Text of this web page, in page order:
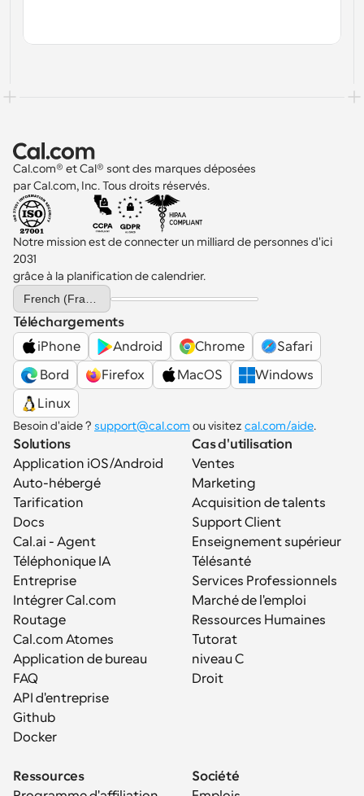
Cal.com® et Cal® sont des marques déposées
par Cal.com, Inc. Tous droits réservés.
Notre mission est de connecter un milliard de personnes d'ici
2031
grâce à la planification de calendrier.
Select Language
Téléchargements
iPhone
Android Chrome
Safari
Bord
Firefox MacOS
Windows
Linux
Besoin d'aide ? support@cal.com ou visitez cal.com/aide.
Solutions
Application iOS/Android
Auto-hébergé
Tarification
Docs
Cal.ai - Agent
Téléphonique IA
Entreprise
Intégrer Cal.com
Routage
Cal.com Atomes
Application de bureau
FAQ
API d'entreprise
Github
Docker
Cas d'utilisation
Ventes
Marketing
Acquisition de talents
Support Client
Enseignement supérieur
Télésanté
Services Professionnels
Marché de l'emploi
Ressources Humaines
Tutorat
niveau C
Droit
Ressources
Société